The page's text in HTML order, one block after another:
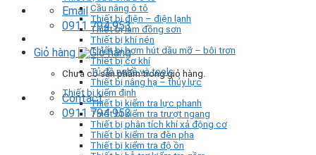
Email
0911 794 953
Giỏ hàng
Chưa có sản phẩm trong giỏ hàng.
Contact
0911 794 953
Cầu nâng ô tô
Thiết bị điện – điện lạnh
Thiết bị làm đồng sơn
Thiết bị khí nén
Thiết bị bơm hút dầu mỡ – bôi trơn
Thiết bị cơ khí
Tủ đồ nghề và tools
Thiết bị nâng hạ – thủy lực
Thiết bị kiểm định
Thiết bị kiểm tra lực phanh
Thiết bị kiểm tra trượt ngang
Thiết bị phân tích khí xả động cơ
Thiết bị kiểm tra đèn pha
Thiết bị kiểm tra độ ồn